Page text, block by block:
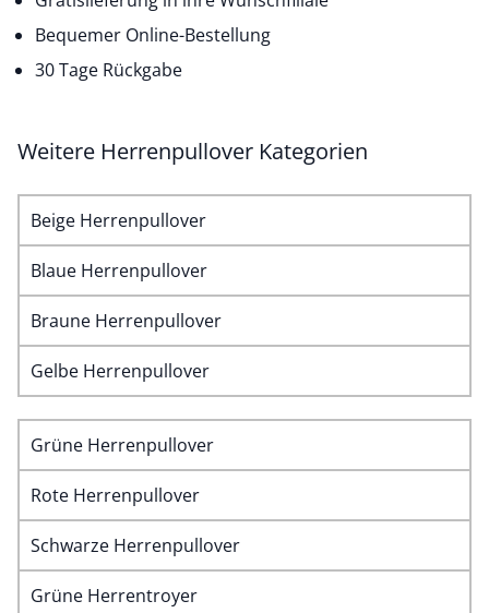
Bequemer Online-Bestellung
30 Tage Rückgabe
Weitere Herrenpullover Kategorien
Beige Herrenpullover
Blaue Herrenpullover
Braune Herrenpullover
Gelbe Herrenpullover
Grüne Herrenpullover
Rote Herrenpullover
Schwarze Herrenpullover
Grüne Herrentroyer